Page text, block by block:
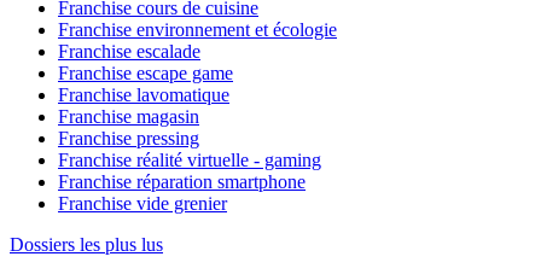
Franchise cours de cuisine
Franchise environnement et écologie
Franchise escalade
Franchise escape game
Franchise lavomatique
Franchise magasin
Franchise pressing
Franchise réalité virtuelle - gaming
Franchise réparation smartphone
Franchise vide grenier
Dossiers les plus lus